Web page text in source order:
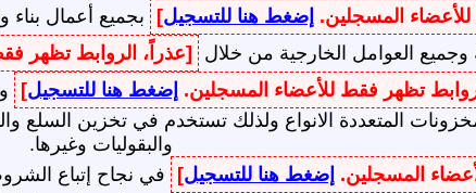
المسجلين. إضغط هنا للتسجيل]
بجميع أعمال بناء
وجميع العوامل الخارجية من خلال
[عذراً، الروابط تظهر
تظهر فقط للأعضاء المسجلين. إضغط هنا للتسجيل]
المتعددة الانواع ولذلك تستخدم في تخزين السلع
والبقوليات وغيرها.
المسجلين. إضغط هنا للتسجيل]
في نجاح إتباع